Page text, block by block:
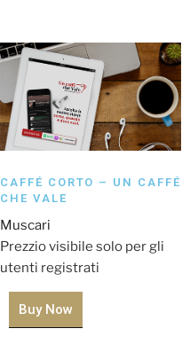
CAFFÉ CORTO – UN CAFFÉ
CHE VALE
Muscari
Prezzio visibile solo per gli
utenti registrati
Buy Now